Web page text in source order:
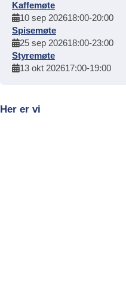
Kaffemøte
10 sep 202618:00-20:00
Spisemøte
25 sep 202618:00-23:00
Styremøte
13 okt 202617:00-19:00
Her er vi